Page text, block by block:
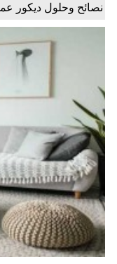
نصائح وحلول ديكور